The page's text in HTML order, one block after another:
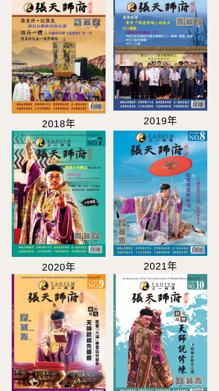
2018年 2019年
2020年 2021年